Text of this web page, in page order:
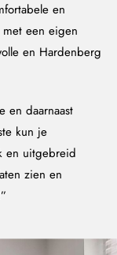
en
een eigen
en Hardenberg
en daarnaast
kun je
en uitgebreid
zien en